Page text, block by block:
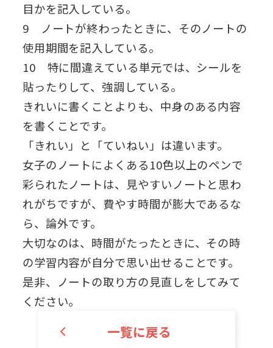
目かを記入している。
9 ノートが終わったときに、そのノートの
使用期間を記入している。
10 特に間違えている単元では、シールを
貼ったりして、強調している。
きれいに書くことよりも、中身のある内容
を書くことです。
「きれい」と「ていねい」は違います。
女子のノートによくある10色以上のペンで
彩られたノートは、見やすいノートと思わ
れがちですが、費やす時間が膨大であるな
ら、論外です。
大切なのは、時間がたったときに、その時
の学習内容が自分で思い出せることです。
是非、ノートの取り方の見直しをしてみて
ください。
一覧に戻る